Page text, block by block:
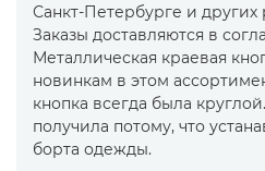
Санкт-Петербурге и других
Заказы доставляются в
Металлическая краевая
новинкам в этом
кнопка всегда была
получила потому, что
борта одежды.